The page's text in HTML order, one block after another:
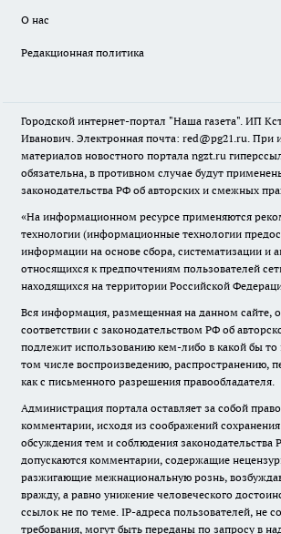
О нас
Редакционная политика
Городской интернет-портал "Наша газета". ИП
Иванович. Электронная почта: red@pg21.ru. При
материалов новостного портала ngzt.ru
обязательна, в противном случае будут
законодательства РФ об авторских и смежных
«На информационном ресурсе применяются
технологии (информационные технологии
информации на основе сбора, систематизации и
относящихся к предпочтениям пользователей
находящихся на территории Российской
Вся информация, размещенная на данном сайте,
соответствии с законодательством РФ об
подлежит использованию кем-либо в какой бы
том числе воспроизведению, распространению,
как с письменного разрешения правообладателя.
Администрация портала оставляет за собой
комментарии, исходя из соображений
обсуждения тем и соблюдения законодательства
допускаются комментарии, содержащие
разжигающие межнациональную рознь,
вражду, а равно унижение человеческого
ссылок не по теме. IP-адреса пользователей, не
требования, могут быть переданы по запросу в